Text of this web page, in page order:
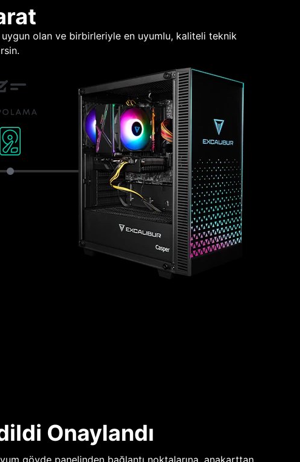
olan ve birbirleriyle en uyumlu, kaliteli teknik
Onaylandı
gövde panelinden bağlantı noktalarına, anakarttan